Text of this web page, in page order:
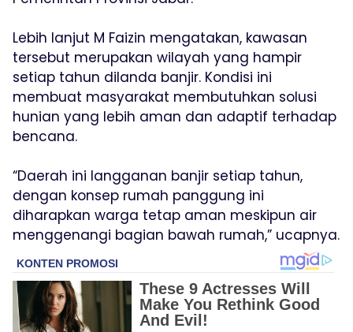
Lebih lanjut M Faizin mengatakan, kawasan
tersebut merupakan wilayah yang hampir
setiap tahun dilanda banjir. Kondisi ini
membuat masyarakat membutuhkan solusi
hunian yang lebih aman dan adaptif terhadap
bencana.
“Daerah ini langganan banjir setiap tahun,
dengan konsep rumah panggung ini
diharapkan warga tetap aman meskipun air
menggenangi bagian bawah rumah,” ucapnya.